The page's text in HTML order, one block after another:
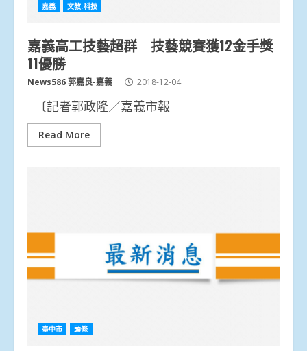
嘉義 文教.科技
嘉義高工技藝超群 技藝競賽獲12金手獎
11優勝
News586 郭嘉良-嘉義 2018-12-04
〔記者郭政隆／嘉義市報
Read More
臺中市 頭條